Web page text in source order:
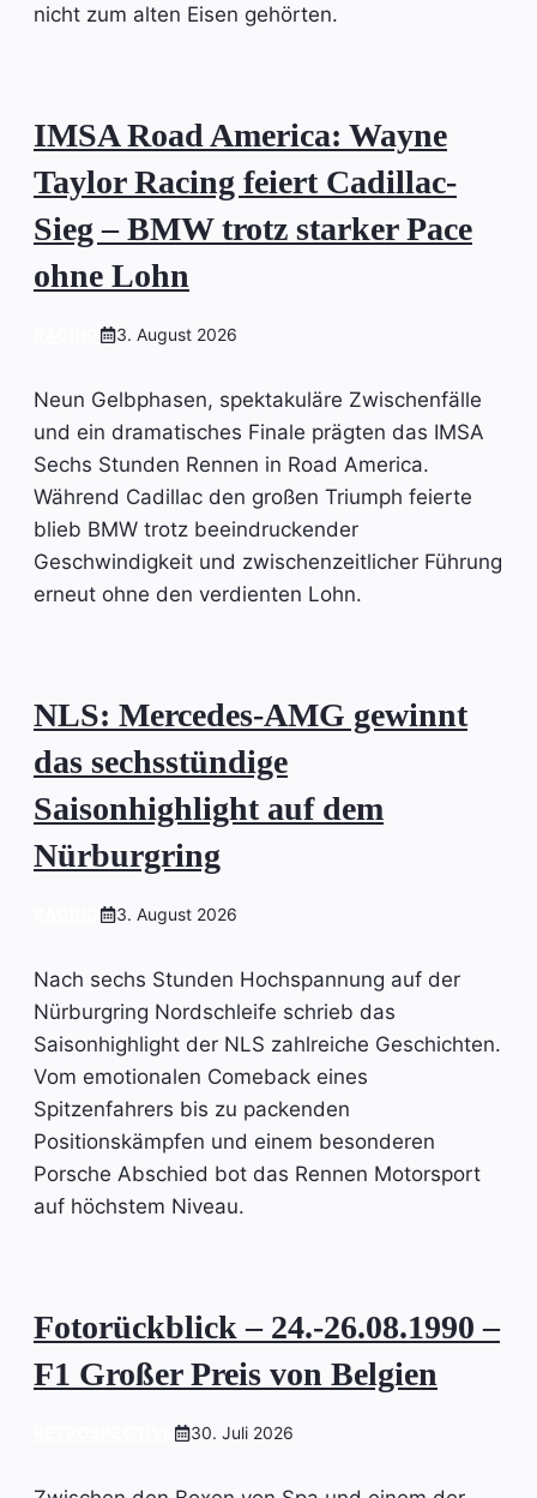
nicht zum alten Eisen gehörten.
IMSA Road America: Wayne
Taylor Racing feiert Cadillac-
Sieg – BMW trotz starker Pace
ohne Lohn
3. August 2026
Neun Gelbphasen, spektakuläre Zwischenfälle
und ein dramatisches Finale prägten das IMSA
Sechs Stunden Rennen in Road America.
Während Cadillac den großen Triumph feierte
blieb BMW trotz beeindruckender
Geschwindigkeit und zwischenzeitlicher Führung
erneut ohne den verdienten Lohn.
NLS: Mercedes-AMG gewinnt
das sechsstündige
Saisonhighlight auf dem
Nürburgring
3. August 2026
Nach sechs Stunden Hochspannung auf der
Nürburgring Nordschleife schrieb das
Saisonhighlight der NLS zahlreiche Geschichten.
Vom emotionalen Comeback eines
Spitzenfahrers bis zu packenden
Positionskämpfen und einem besonderen
Porsche Abschied bot das Rennen Motorsport
auf höchstem Niveau.
Fotorückblick – 24.-26.08.1990 –
F1 Großer Preis von Belgien
30. Juli 2026